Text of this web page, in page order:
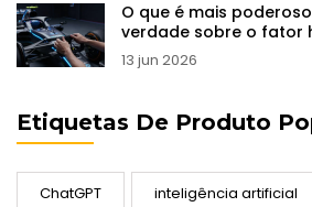
O que é mais
verdade sobre o fator
13 jun 2026
Etiquetas De Produto
ChatGPT inteligência artificial